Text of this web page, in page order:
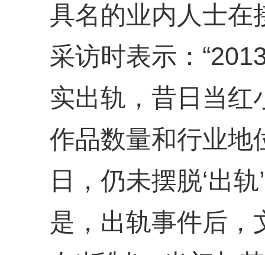
具名的业内人士在
采访时表示：
实出轨，昔日当红
作品数量和行业地
日，仍未摆脱‘出
是，出轨事件后，